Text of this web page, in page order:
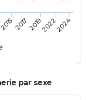
20152017201920222024
par sexe